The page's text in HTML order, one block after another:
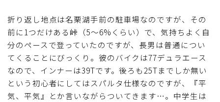
ブルベレポート2016
ブルべレポート2015
ブルべレポート2014
折り返し地点は名栗湖手前の駐車場なのですが、その
前に1つだけある峠（5～6%くらい）で、気持ちよく自
分のペースで登っていたのですが、長男は普通につい
てくることにびっくり。彼のバイクは77デュラエース
なので、インナーは39Tです。後ろも25Tまでしか無い
という初心者にしてはスパルタ仕様なのですが、『平
気、平気』とか言いながらついてきます…。中学生は